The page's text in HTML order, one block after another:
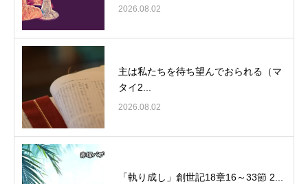
2026.08.02
主は私たちを待ち望んでおられる（マ
タイ2...
2026.08.02
「執り成し」創世記18章16～33節 2...